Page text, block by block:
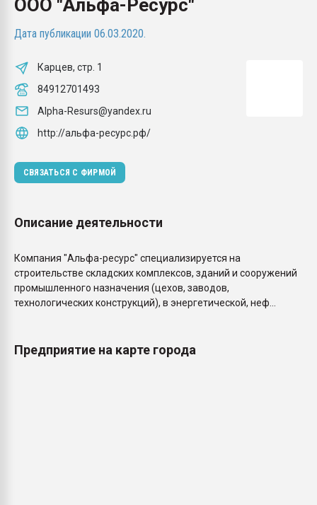
ООО "Альфа-Ресурс"
Дата публикации 06.03.2020.
Карцев, стр. 1
84912701493
Alpha-Resurs@yandex.ru
http://альфа-ресурс.рф/
СВЯЗАТЬСЯ С ФИРМОЙ
Описание деятельности
Компания "Альфа-ресурс" специализируется на
строительстве складских комплексов, зданий и сооружений
промышленного назначения (цехов, заводов,
технологических конструкций), в энергетической, неф...
Предприятие на карте города